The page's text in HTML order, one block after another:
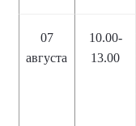
07
августа
10.00-
13.00